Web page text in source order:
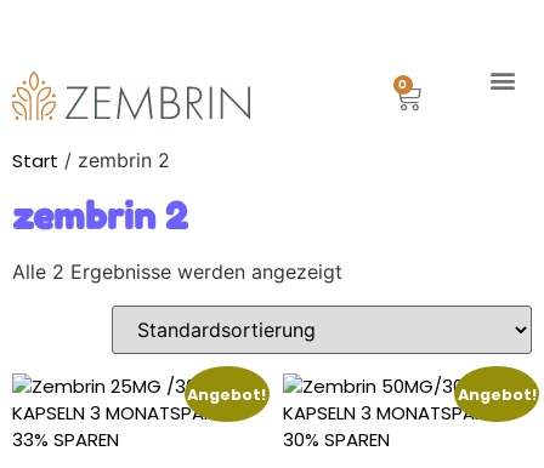
0
Start / zembrin 2
zembrin 2
Alle 2 Ergebnisse werden angezeigt
Angebot! Angebot!